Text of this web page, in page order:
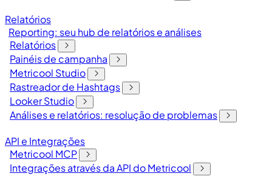
Relatórios
Reporting: seu hub de relatórios e análises
Relatórios
Painéis de campanha
Metricool Studio
Rastreador de Hashtags
Looker Studio
Análises e relatórios: resolução de problemas
API e Integrações
Metricool MCP
Integrações através da API do Metricool